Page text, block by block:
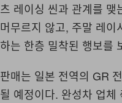
츠 레이싱 씬과 관계를
머무르지 않고, 주말 레
하는 한층 밀착된 행보를
판매는 일본 전역의 GR
될 예정이다. 완성차 업